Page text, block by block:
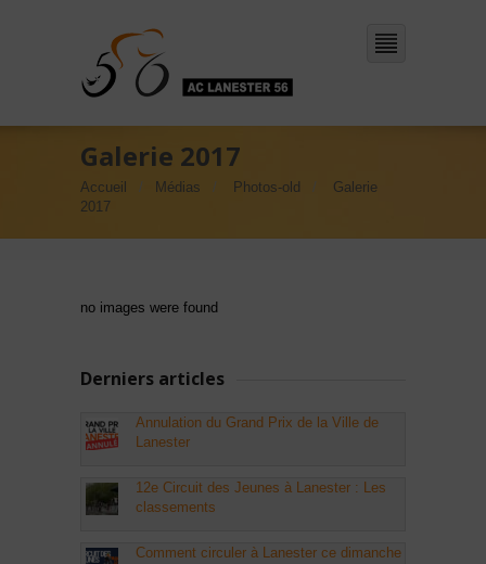
Galerie 2017
Accueil Médias Photos-old
Galerie
2017
no images were found
Derniers articles
Annulation du Grand Prix de la Ville de
Lanester
12e Circuit des Jeunes à Lanester : Les
classements
Comment circuler à Lanester ce dimanche